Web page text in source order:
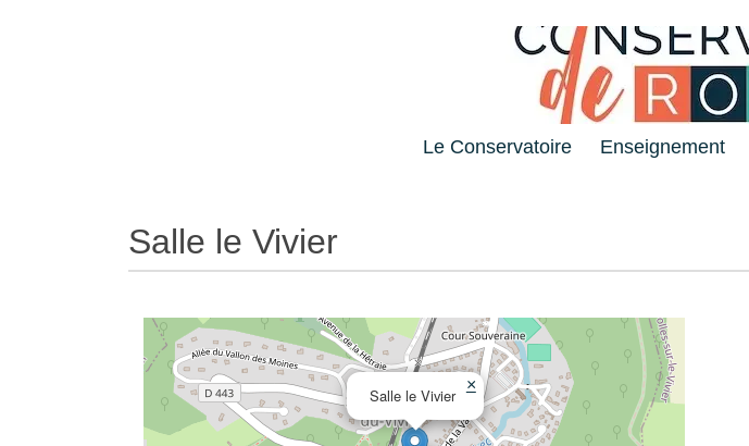
Le Conservatoire Enseignement
Salle le Vivier
Salle le Vivier
×